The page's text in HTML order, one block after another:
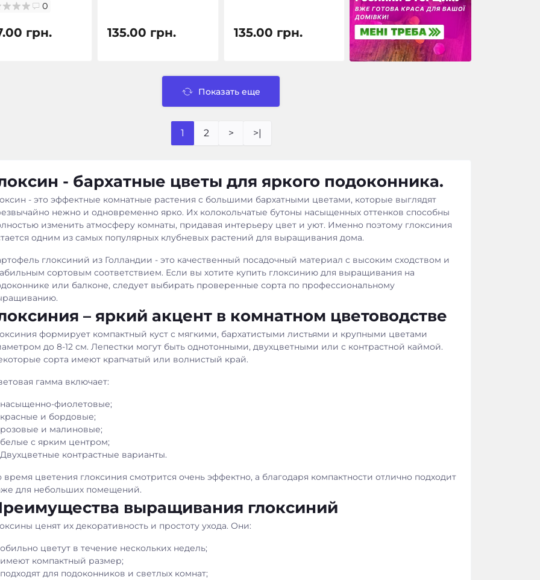
0
грн. 135.00 грн. 135.00 грн.
Показать еще
1 2 > >|
- бархатные цветы для яркого подоконника.
- это эффектные комнатные растения с большими бархатными цветами, которые выглядят
нежно и одновременно ярко. Их колокольчатые бутоны насыщенных оттенков способны
изменить атмосферу комнаты, придавая интерьеру цвет и уют. Именно поэтому глоксиния
одним из самых популярных клубневых растений для выращивания дома.
глоксиний из Голландии - это качественный посадочный материал с высоким сходством и
сортовым соответствием. Если вы хотите купить глоксинию для выращивания на
или балконе, следует выбирать проверенные сорта по профессиональному
– яркий акцент в комнатном цветоводстве
формирует компактный куст с мягкими, бархатистыми листьями и крупными цветами
до 8-12 см. Лепестки могут быть однотонными, двухцветными или с контрастной каймой.
сорта имеют крапчатый или волнистый край.
гамма включает:
насыщенно-фиолетовые;
красные и бордовые;
розовые и малиновые;
белые с ярким центром;
Двухцветные контрастные варианты.
время цветения глоксиния смотрится очень эффектно, а благодаря компактности отлично подходит
для небольших помещений.
выращивания глоксиний
ценят их декоративность и простоту ухода. Они:
обильно цветут в течение нескольких недель;
имеют компактный размер;
подходят для подоконников и светлых комнат;